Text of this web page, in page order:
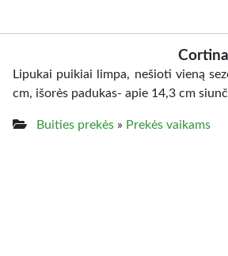
Lipukai puikiai limpa, nešioti vieną
cm, išorės padukas- apie 14,3 cm
Buities prekės» Prekės vaikams